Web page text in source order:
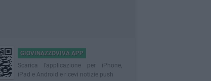
GIOVINAZZOVIVA APP
Scarica l'applicazione per iPhone,
iPad e Android e ricevi notizie push